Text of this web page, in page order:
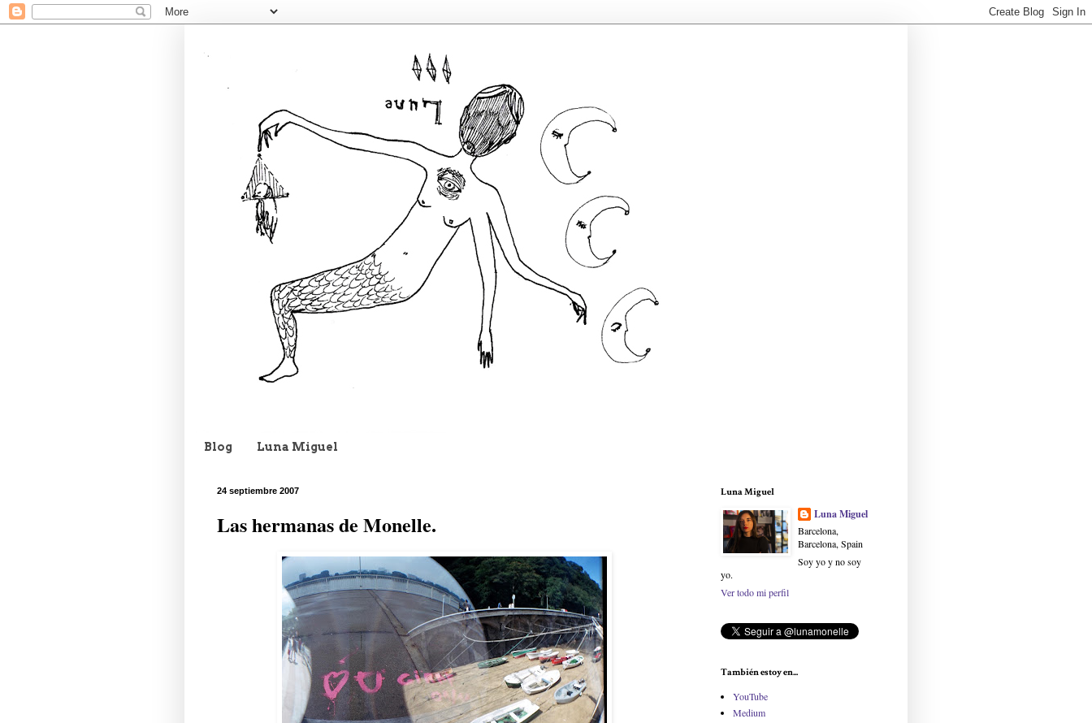
Blog Luna Miguel
24 septiembre 2007
Las hermanas de Monelle.
Luna Miguel
Luna Miguel
Barcelona,
Barcelona, Spain
Soy yo y no soy
yo.
Ver todo mi perfil
También estoy en...
YouTube
Medium